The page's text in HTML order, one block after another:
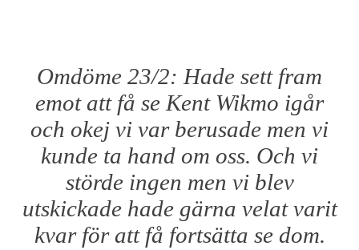
Omdöme 23/2: Hade sett fram
emot att få se Kent Wikmo igår
och okej vi var berusade men vi
kunde ta hand om oss. Och vi
störde ingen men vi blev
utskickade hade gärna velat varit
kvar för att få fortsätta se dom.